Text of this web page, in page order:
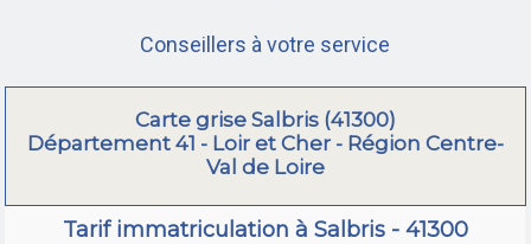
Conseillers à votre service
Carte grise Salbris (41300)
Département 41 - Loir et Cher - Région Centre-
Val de Loire
Tarif immatriculation à Salbris - 41300